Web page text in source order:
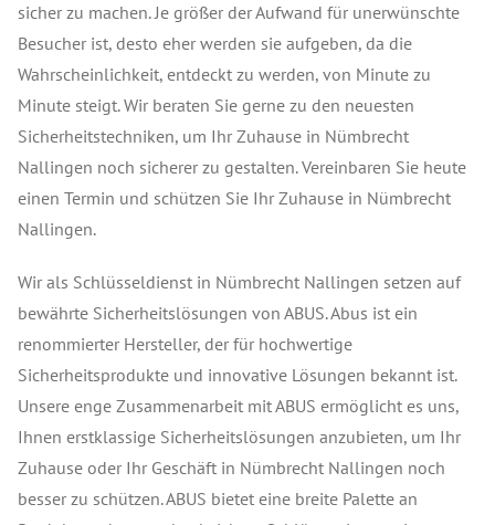
sicher zu machen. Je größer der Aufwand für unerwünschte
Besucher ist, desto eher werden sie aufgeben, da die
Wahrscheinlichkeit, entdeckt zu werden, von Minute zu
Minute steigt. Wir beraten Sie gerne zu den neuesten
Sicherheitstechniken, um Ihr Zuhause in Nümbrecht
Nallingen noch sicherer zu gestalten. Vereinbaren Sie heute
einen Termin und schützen Sie Ihr Zuhause in Nümbrecht
Nallingen.
Wir als Schlüsseldienst in Nümbrecht Nallingen setzen auf
bewährte Sicherheitslösungen von ABUS. Abus ist ein
renommierter Hersteller, der für hochwertige
Sicherheitsprodukte und innovative Lösungen bekannt ist.
Unsere enge Zusammenarbeit mit ABUS ermöglicht es uns,
Ihnen erstklassige Sicherheitslösungen anzubieten, um Ihr
Zuhause oder Ihr Geschäft in Nümbrecht Nallingen noch
besser zu schützen. ABUS bietet eine breite Palette an